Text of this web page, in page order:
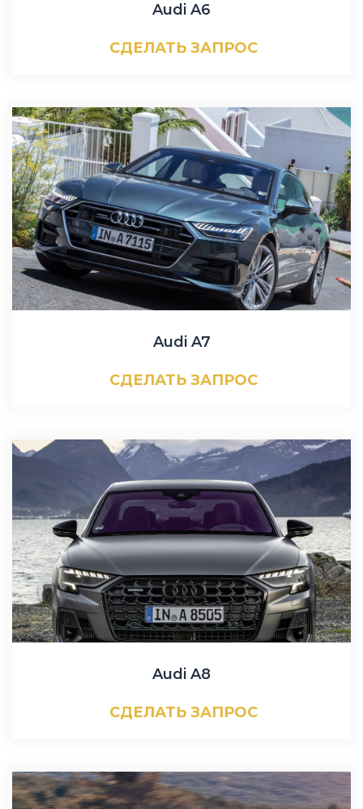
Audi A6
СДЕЛАТЬ ЗАПРОС
Audi A7
СДЕЛАТЬ ЗАПРОС
Audi A8
СДЕЛАТЬ ЗАПРОС